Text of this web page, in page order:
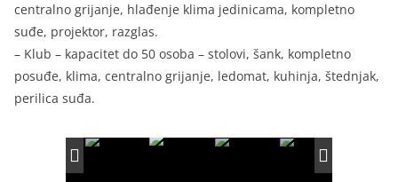
centralno grijanje, hlađenje klima jedinicama, kompletno
suđe, projektor, razglas.
– Klub – kapacitet do 50 osoba – stolovi, šank, kompletno
posuđe, klima, centralno grijanje, ledomat, kuhinja, štednjak,
perilica suđa.